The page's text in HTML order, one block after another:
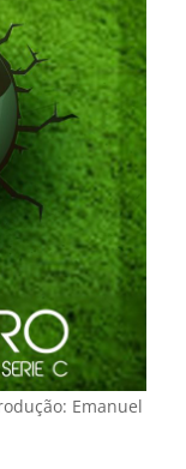
Emanuel